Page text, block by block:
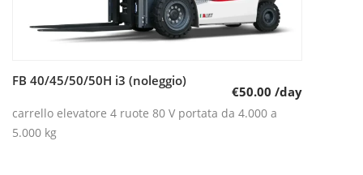
Leggi tutto
FB 40/45/50/50H i3 (noleggio)
€50.00 /day
carrello elevatore 4 ruote 80 V portata da 4.000 a
5.000 kg